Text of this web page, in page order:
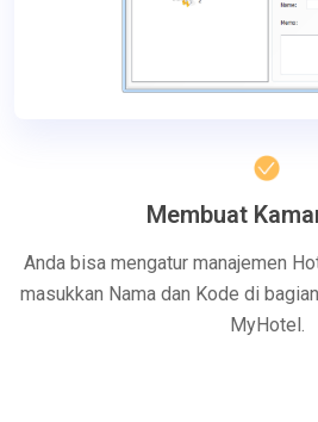
Membuat
Anda bisa mengatur manajemen
masukkan Nama dan Kode di
MyHotel.